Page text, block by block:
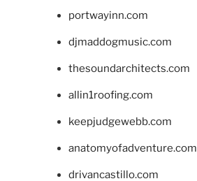
portwayinn.com
djmaddogmusic.com
thesoundarchitects.com
allin1roofing.com
keepjudgewebb.com
anatomyofadventure.com
drivancastillo.com